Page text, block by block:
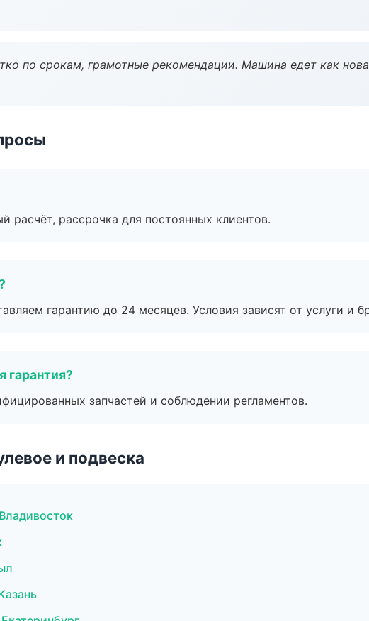
по срокам, грамотные рекомендации. Машина едет как
расчёт, рассрочка для постоянных клиентов.
гарантию до 24 месяцев. Условия зависят от услуги и
гарантия?
запчастей и соблюдении регламентов.
и подвеска